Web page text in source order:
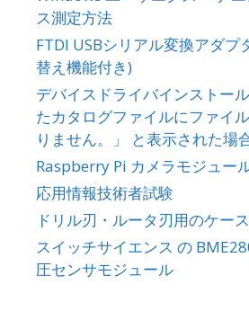
ス測定方法
FTDI USBシリアル変換アダプ
替え機能付き)
デバイスドライバインストー
たカタログファイルにファイ
りません。」 と表示された場
Raspberry Pi カメラモジュー
応用情報技術者試験
ドリル刃・ルータ刃用のケース
スイッチサイエンス の
圧センサモジュール